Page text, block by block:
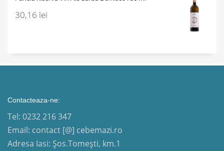
30,16 lei
Contacteaza-ne:
Tel: 0232 216 347
Email: contact [@] cebemazi.ro
Adresa Iasi: Șos.Tomești, km.1